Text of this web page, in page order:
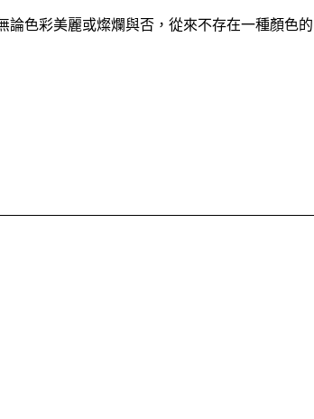
色彩美麗或燦爛與否，從來不存在一種顏色的